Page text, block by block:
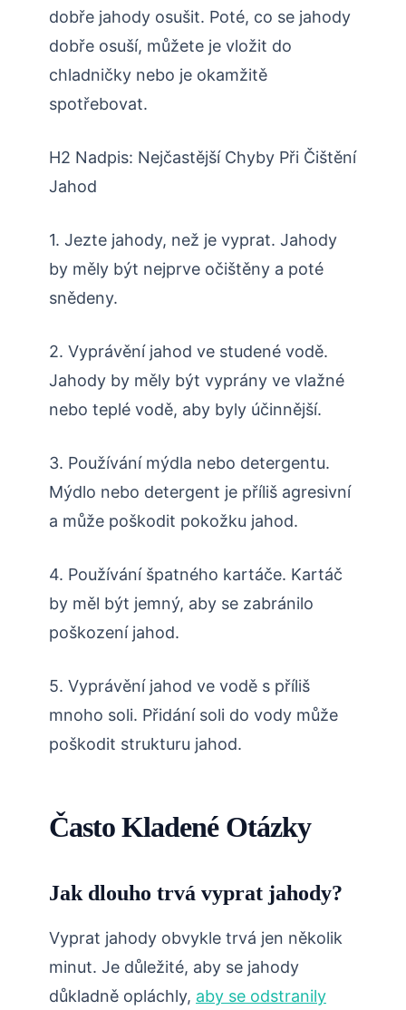
dobře jahody osušit. Poté, co se jahody
dobře osuší, můžete je vložit do
chladničky nebo je okamžitě
spotřebovat.
H2 Nadpis: Nejčastější Chyby Při Čištění
Jahod
1. Jezte jahody, než je vyprat. Jahody
by měly být nejprve očištěny a poté
snědeny.
2. Vyprávění jahod ve studené vodě.
Jahody by měly být vyprány ve vlažné
nebo teplé vodě, aby byly účinnější.
3. Používání mýdla nebo detergentu.
Mýdlo nebo detergent je příliš agresivní
a může poškodit pokožku jahod.
4. Používání špatného kartáče. Kartáč
by měl být jemný, aby se zabránilo
poškození jahod.
5. Vyprávění jahod ve vodě s příliš
mnoho soli. Přidání soli do vody může
poškodit strukturu jahod.
Často Kladené Otázky
Jak dlouho trvá vyprat jahody?
Vyprat jahody obvykle trvá jen několik
minut. Je důležité, aby se jahody
důkladně opláchly, aby se odstranily